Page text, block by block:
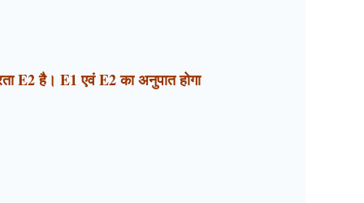
E2 है। E1 एवं E2 का अनुपात होगा